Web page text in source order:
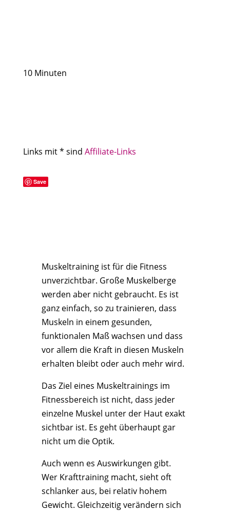
10 Minuten
Links mit * sind Affiliate-Links
Save
Muskeltraining ist für die Fitness
unverzichtbar. Große Muskelberge
werden aber nicht gebraucht. Es ist
ganz einfach, so zu trainieren, dass
Muskeln in einem gesunden,
funktionalen Maß wachsen und dass
vor allem die Kraft in diesen Muskeln
erhalten bleibt oder auch mehr wird.
Das Ziel eines Muskeltrainings im
Fitnessbereich ist nicht, dass jeder
einzelne Muskel unter der Haut exakt
sichtbar ist. Es geht überhaupt gar
nicht um die Optik.
Auch wenn es Auswirkungen gibt.
Wer Krafttraining macht, sieht oft
schlanker aus, bei relativ hohem
Gewicht. Gleichzeitig verändern sich